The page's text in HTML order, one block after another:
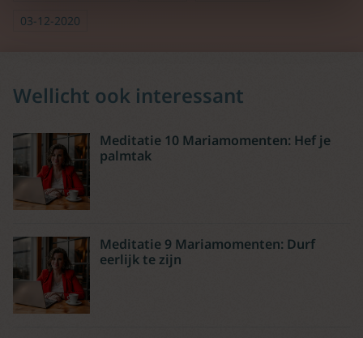
03-12-2020
Wellicht ook interessant
Meditatie 10 Mariamomenten: Hef je
palmtak
Meditatie 9 Mariamomenten: Durf
eerlijk te zijn